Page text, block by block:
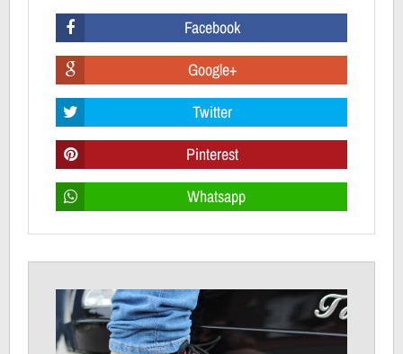
Facebook
Google+
Twitter
Pinterest
Whatsapp